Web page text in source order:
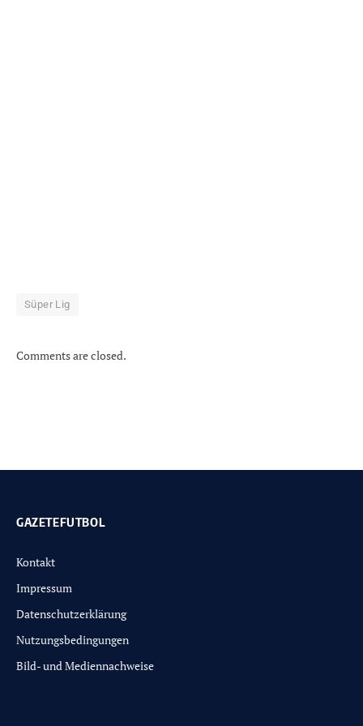
Süper Lig
Comments are closed.
GAZETEFUTBOL
Kontakt
Impressum
Datenschutzerklärung
Nutzungsbedingungen
Bild- und Mediennachweise